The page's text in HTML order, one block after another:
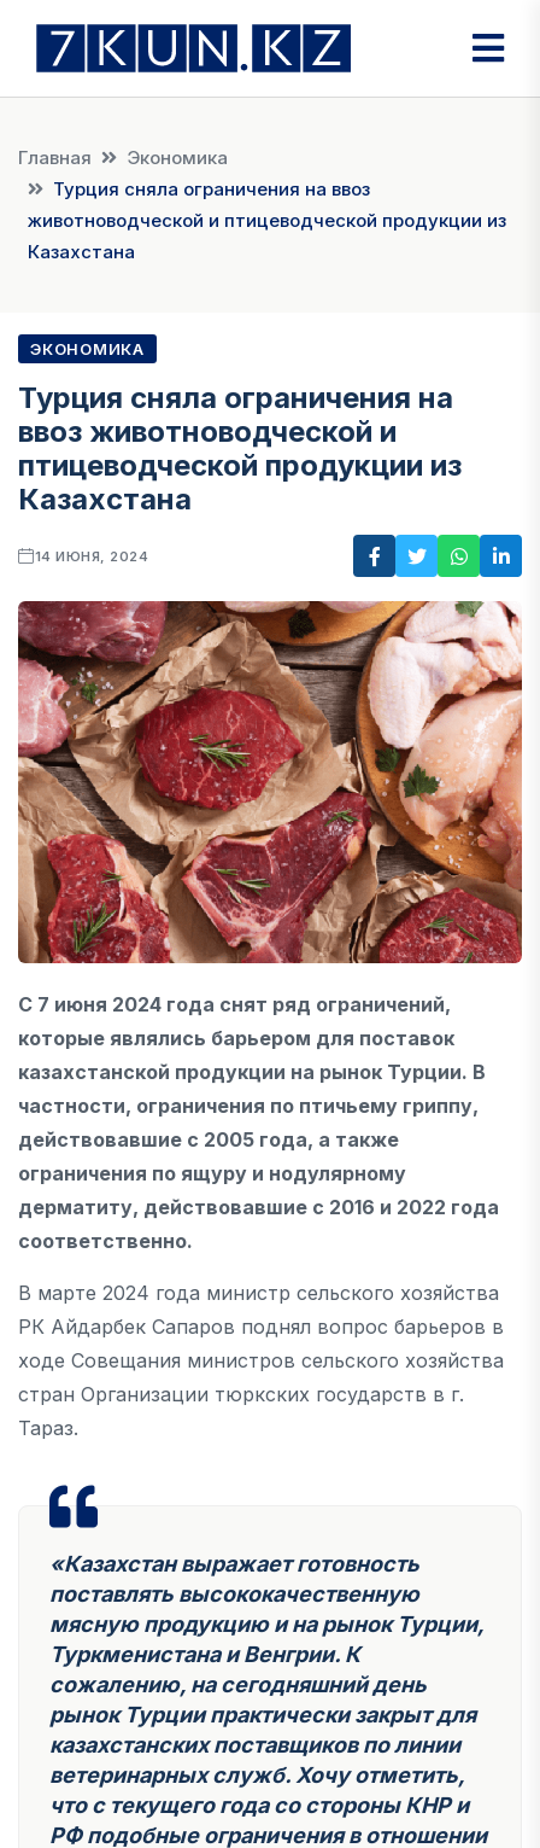
Главная
Экономика
Турция сняла ограничения на ввоз
животноводческой и птицеводческой продукции из
Казахстана
ЭКОНОМИКА
Турция сняла ограничения на
ввоз животноводческой и
птицеводческой продукции из
Казахстана
14 ИЮНЯ, 2024
С 7 июня 2024 года снят ряд ограничений,
которые являлись барьером для поставок
казахстанской продукции на рынок Турции. В
частности, ограничения по птичьему гриппу,
действовавшие с 2005 года, а также
ограничения по ящуру и нодулярному
дерматиту, действовавшие с 2016 и 2022 года
соответственно.
В марте 2024 года министр сельского хозяйства
РК Айдарбек Сапаров поднял вопрос барьеров в
ходе Совещания министров сельского хозяйства
стран Организации тюркских государств в г.
Тараз.
«Казахстан выражает готовность
поставлять высококачественную
мясную продукцию и на рынок Турции,
Туркменистана и Венгрии. К
сожалению, на сегодняшний день
рынок Турции практически закрыт для
казахстанских поставщиков по линии
ветеринарных служб. Хочу отметить,
что с текущего года со стороны КНР и
РФ подобные ограничения в отношении